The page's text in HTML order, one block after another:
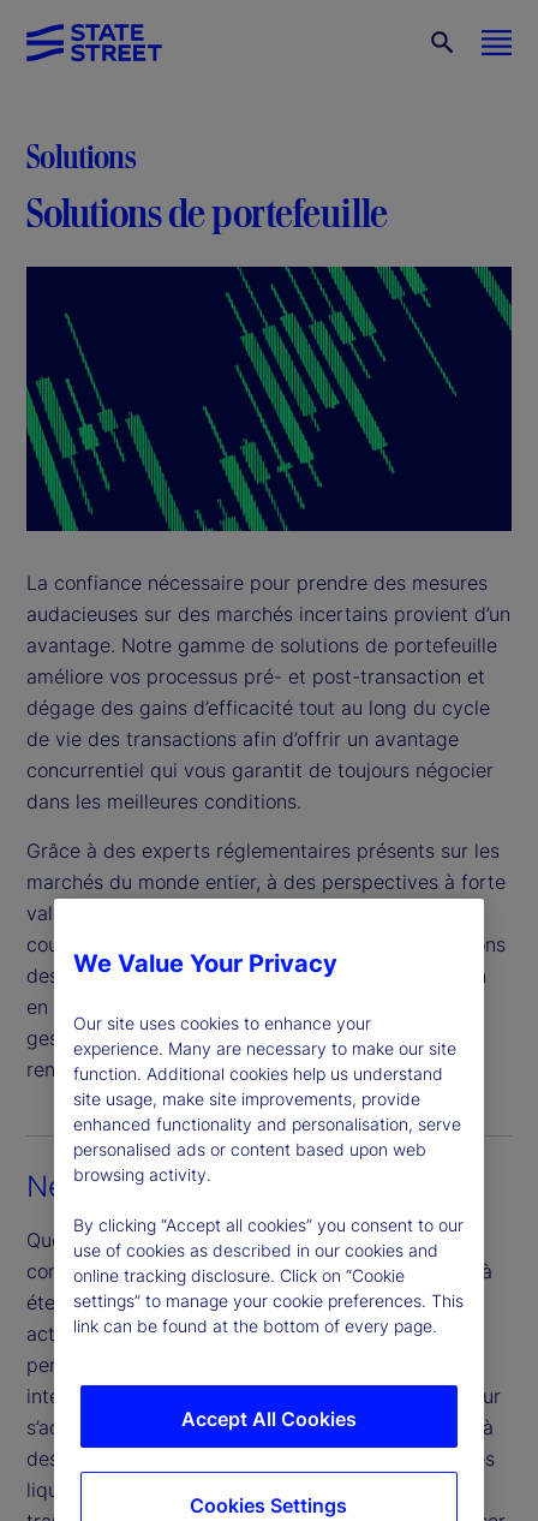
Solutions
Solutions de portefeuille
La confiance nécessaire pour prendre des mesures
audacieuses sur des marchés incertains provient d’un
avantage. Notre gamme de solutions de portefeuille
améliore vos processus pré- et post-transaction et
dégage des gains d’efficacité tout au long du cycle
de vie des transactions afin d’offrir un avantage
concurrentiel qui vous garantit de toujours négocier
dans les meilleures conditions.
Grâce à des experts réglementaires présents sur les
marchés du monde entier, à des perspectives à forte
valeur ajoutée et à des capacités de négociation
couvrant l’ensemble du cycle de vie, nous combinons
des services novateurs et éprouvés de négociation
en partenariat, de gestion de la transition et de
gestion des devises conçus pour accélérer le
rendement de votre investissement.
Négociation en partenariat
Que vous recherchiez une solution de négociation
complète ou un soutien plus ciblé pour vous aider à
étendre votre portée ou à compléter vos activités
actuelles, nos services de négociation sont
personnalisés, au moyen d’options à faible
intervention, modulaires ou de service complet, pour
s’adapter là où vous en avez le plus besoin. Grâce à
des renseignements opportuns sur le marché, à des
liquidités dans tout marché et à une analyse post-
We Value Your Privacy
Our site uses cookies to enhance your
experience. Many are necessary to make our site
function. Additional cookies help us understand
site usage, make site improvements, provide
enhanced functionality and personalisation, serve
personalised ads or content based upon web
browsing activity.
By clicking “Accept all cookies” you consent to our
use of cookies as described in our cookies and
online tracking disclosure. Click on “Cookie
settings” to manage your cookie preferences. This
link can be found at the bottom of every page.
Accept All Cookies
Cookies Settings